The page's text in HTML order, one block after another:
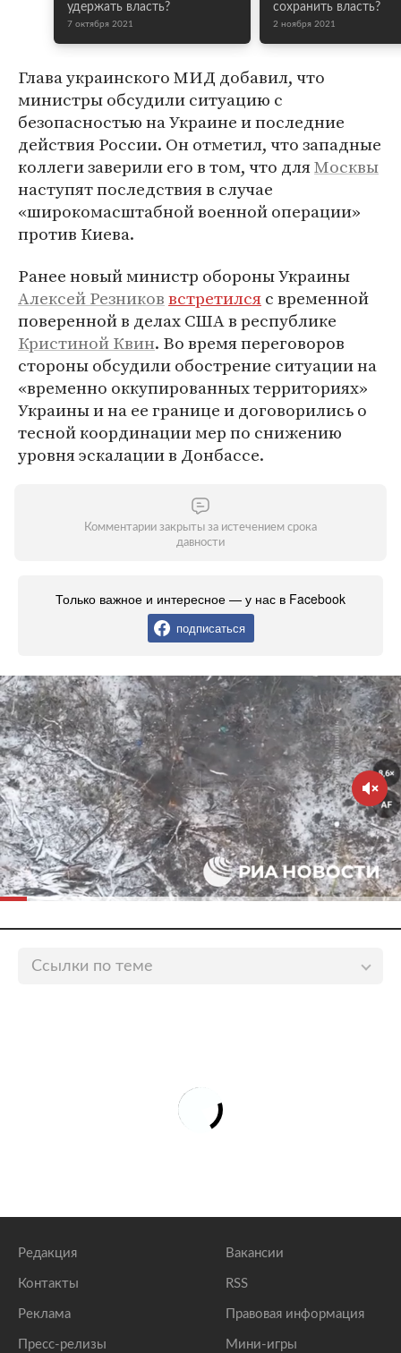
удержать власть?
7 октября 2021
сохранить власть?
2 ноября 2021
Глава украинского МИД добавил, что
министры обсудили ситуацию с
безопасностью на Украине и последние
действия России. Он отметил, что западные
коллеги заверили его в том, что дляМосквы
наступят последствия в случае
«широкомасштабной военной операции»
против Киева.
Ранее новый министр обороны Украины
Алексей Резниковвстретилсяс временной
поверенной в делах США в республике
Кристиной Квин. Во время переговоров
стороны обсудили обострение ситуации на
«временно оккупированных территориях»
Украины и на ее границе и договорились о
тесной координации мер по снижению
уровня эскалации в Донбассе.
Комментарии закрыты за истечением срока
давности
Только важное и интересное — у нас в Facebook
подписаться
Ссылки по теме
Украина получила от США десятки тонн
Редакция
Контакты
Реклама
Пресс-релизы
Вакансии
RSS
Правовая информация
Мини-игры